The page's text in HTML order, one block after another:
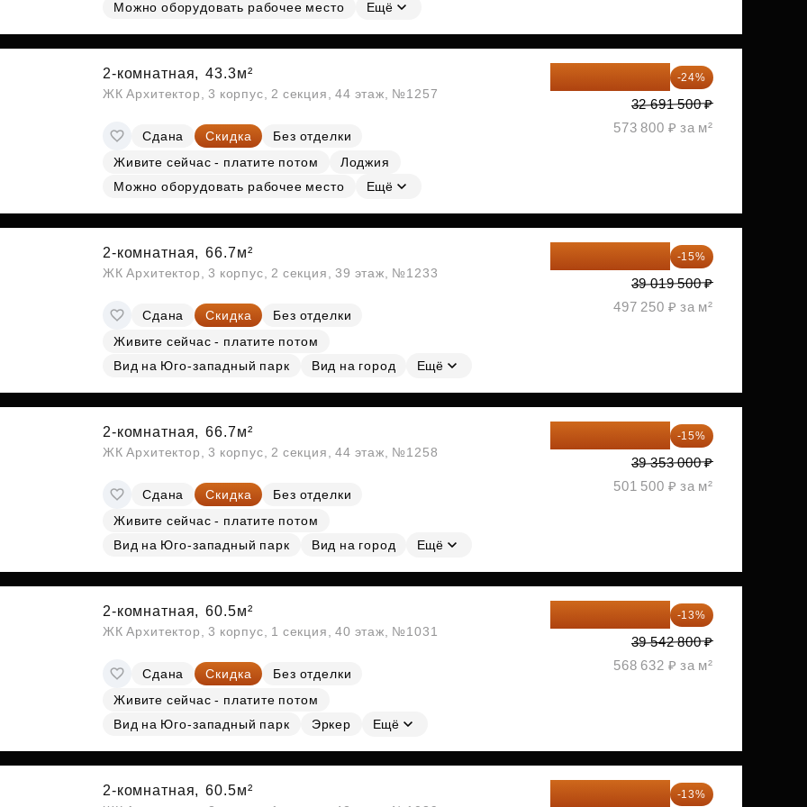
СубсидииМожно оборудовать рабочее место
Ещё
2-комнатная, 43.3м²
ЖК Архитектор, 3 корпус, 2 секция, 44 этаж, №1257
Сдана Скидка
Без отделки
Живите сейчас - платите потом
Лоджия
Можно оборудовать рабочее место
Ещё
-24%
32 691 500 ₽
573 800 ₽ за м²
2-комнатная, 66.7м²
ЖК Архитектор, 3 корпус, 2 секция, 39 этаж, №1233
Сдана Скидка
Без отделки
Живите сейчас - платите потом
Вид на Юго-западный парк
Вид на город Ещё
-15%
39 019 500 ₽
497 250 ₽ за м²
2-комнатная, 66.7м²
ЖК Архитектор, 3 корпус, 2 секция, 44 этаж, №1258
Сдана Скидка
Без отделки
Живите сейчас - платите потом
Вид на Юго-западный парк
Вид на город Ещё
-15%
39 353 000 ₽
501 500 ₽ за м²
2-комнатная, 60.5м²
ЖК Архитектор, 3 корпус, 1 секция, 40 этаж, №1031
Сдана Скидка
Без отделки
Живите сейчас - платите потом
Вид на Юго-западный парк
Эркер Ещё
-13%
39 542 800 ₽
568 632 ₽ за м²
2-комнатная, 60.5м² -13%